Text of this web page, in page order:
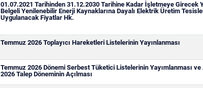
01.07.2021 Tarihinden 31.12.2030 Tarihine Kadar İşletmeye Girecek
Belgeli Yenilenebilir Enerji Kaynaklarına Dayalı Elektrik Üretim
Uygulanacak Fiyatlar Hk.
Temmuz 2026 Toplayıcı Hareketleri Listelerinin Yayınlanması
Temmuz 2026 Dönemi Serbest Tüketici Listelerinin Yayımlanması
2026 Talep Döneminin Açılması